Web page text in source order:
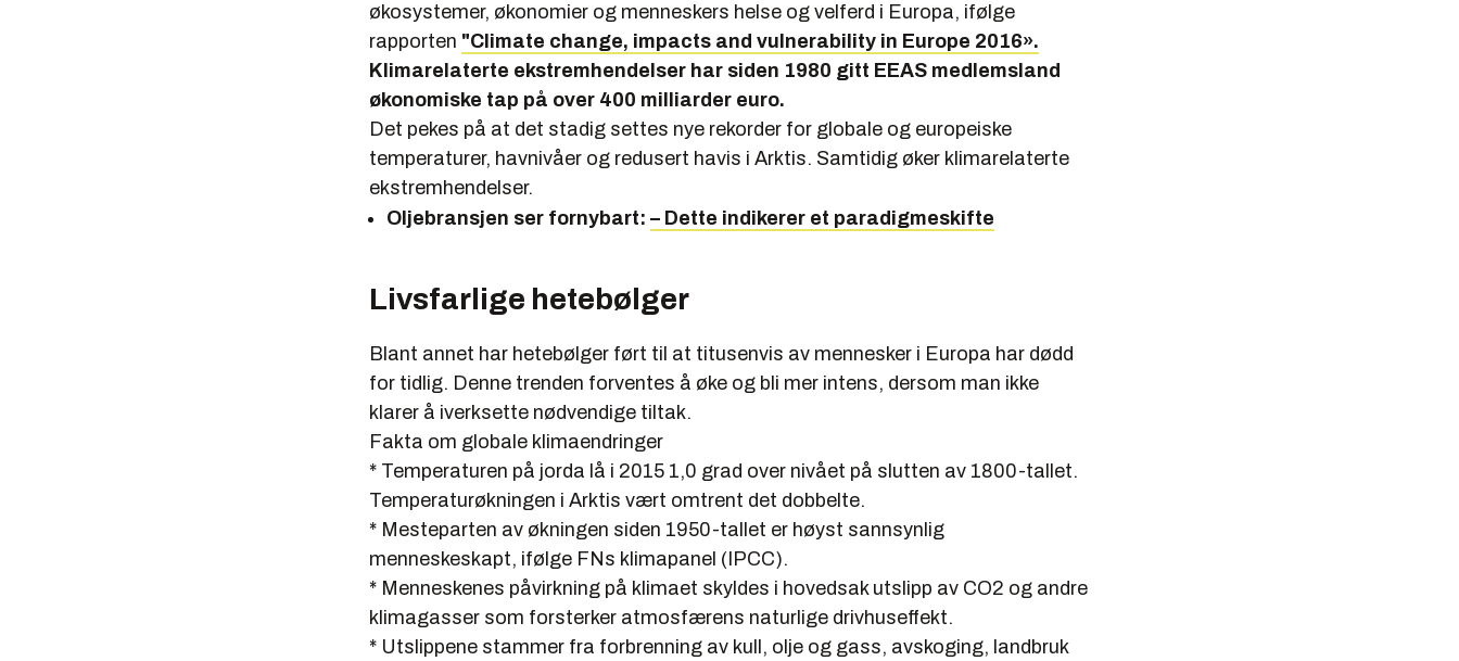
økosystemer, økonomier og menneskers helse og velferd i Europa, ifølge
rapporten "Climate change, impacts and vulnerability in Europe 2016».
Klimarelaterte ekstremhendelser har siden 1980 gitt EEAS medlemsland
økonomiske tap på over 400 milliarder euro.
Det pekes på at det stadig settes nye rekorder for globale og europeiske
temperaturer, havnivåer og redusert havis i Arktis. Samtidig øker klimarelaterte
ekstremhendelser.
Oljebransjen ser fornybart: – Dette indikerer et paradigmeskifte
Livsfarlige hetebølger
Blant annet har hetebølger ført til at titusenvis av mennesker i Europa har dødd
for tidlig. Denne trenden forventes å øke og bli mer intens, dersom man ikke
klarer å iverksette nødvendige tiltak.
Fakta om globale klimaendringer
* Temperaturen på jorda lå i 2015 1,0 grad over nivået på slutten av 1800-tallet.
Temperaturøkningen i Arktis vært omtrent det dobbelte.
* Mesteparten av økningen siden 1950-tallet er høyst sannsynlig
menneskeskapt, ifølge FNs klimapanel (IPCC).
* Menneskenes påvirkning på klimaet skyldes i hovedsak utslipp av CO2 og andre
klimagasser som forsterker atmosfærens naturlige drivhuseffekt.
* Utslippene stammer fra forbrenning av kull, olje og gass, avskoging, landbruk